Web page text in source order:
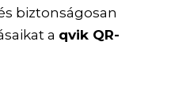
biztonságosan
a qvik QR-